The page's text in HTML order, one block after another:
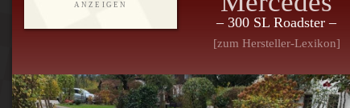
ANZEIGEN
– 300 SL Roadster –
[zum Hersteller-Lexikon]